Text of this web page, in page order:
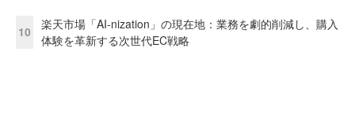
10
楽天市場「AI-nization」の現在地：業務を劇的削減し、購入
体験を革新する次世代EC戦略